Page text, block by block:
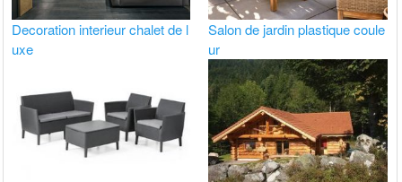
Decoration interieur chalet de l
uxe
Salon de jardin plastique coule
ur